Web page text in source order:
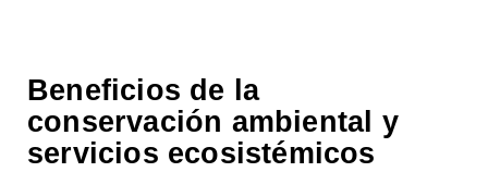
Beneficios de la
conservación ambiental y
servicios ecosistémicos